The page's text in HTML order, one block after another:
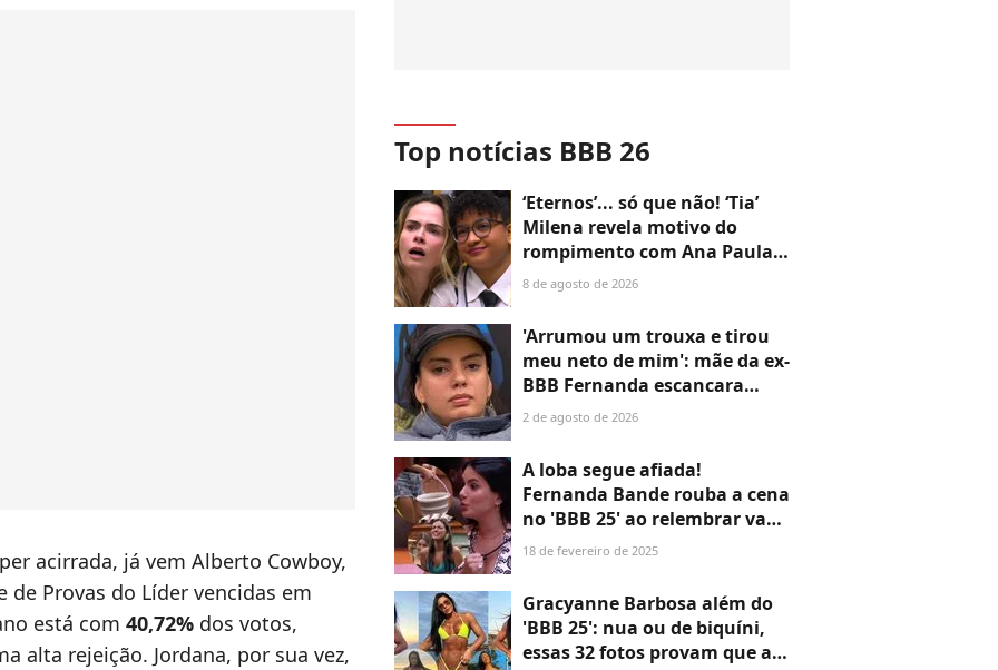
acirrada, já vem Alberto Cowboy,
Provas do Líder vencidas em
está com 40,72% dos votos,
alta rejeição. Jordana, por sua vez,
Top notícias BBB 26
‘Eternos’... só que não! ‘Tia’
Milena revela motivo do
rompimento com Ana Paula
Renault e choca ao reatar
que não é fácil de reverter'
8 de agosto de 2026
'Arrumou um trouxa e tirou
meu neto de mim': mãe da ex-
BBB Fernanda escancara
rompimento com a filha após
2 de agosto de 2026
A loba segue afiada!
Fernanda Bande rouba a cena
no 'BBB 25' ao relembrar vaso
entupido por Alane no 'BBB
ela de volta'
18 de fevereiro de 2025
Gracyanne Barbosa além do
'BBB 25': nua ou de biquíni,
essas 32 fotos provam que a